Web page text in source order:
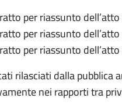
per riassunto
per riassunto
per riassunto
rilasciati dalla pubblica
nei rapporti tra